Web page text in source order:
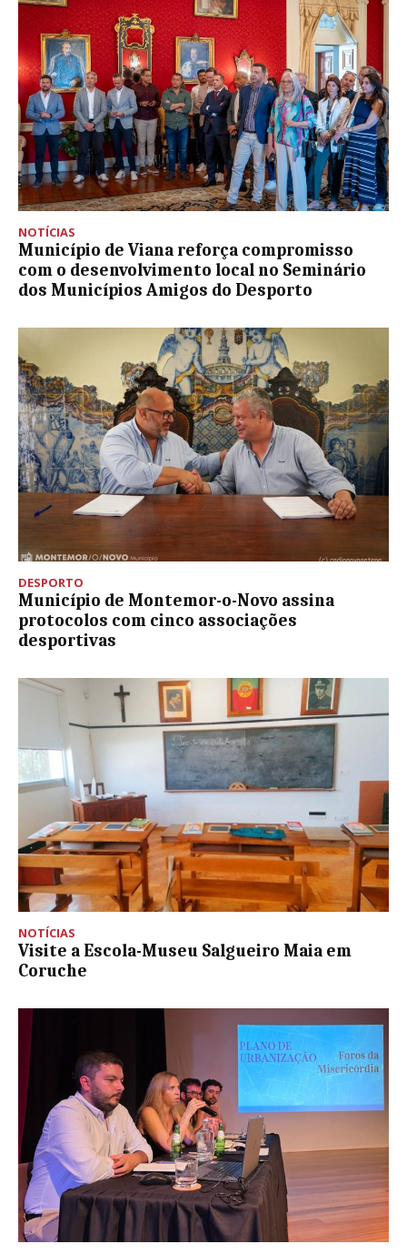
NOTÍCIAS
Município de Viana reforça compromisso
com o desenvolvimento local no Seminário
dos Municípios Amigos do Desporto
DESPORTO
Município de Montemor-o-Novo assina
protocolos com cinco associações
desportivas
NOTÍCIAS
Visite a Escola-Museu Salgueiro Maia em
Coruche